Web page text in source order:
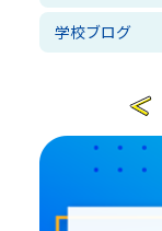
学校ブログ